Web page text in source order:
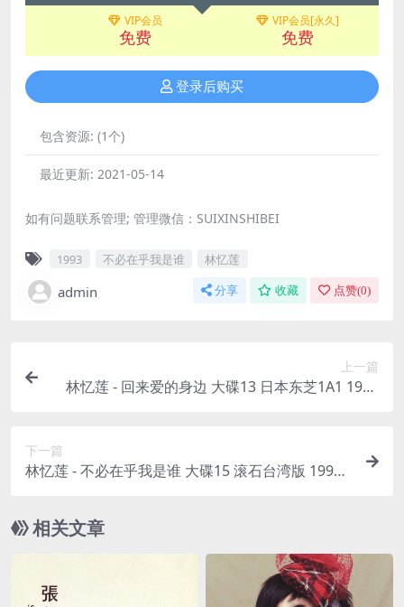
VIP会员
免费
VIP会员[永久]
免费
登录后购买
包含资源: (1个)
最近更新: 2021-05-14
如有问题联系管理; 管理微信：SUIXINSHIBEI
1993 不必在乎我是谁 林忆莲
admin 分享 收藏 点赞(0)
上一篇
林忆莲 - 回来爱的身边 大碟13 日本东芝1A1 1992
下一篇
林忆莲 - 不必在乎我是谁 大碟15 滚石台湾版 1993
相关文章